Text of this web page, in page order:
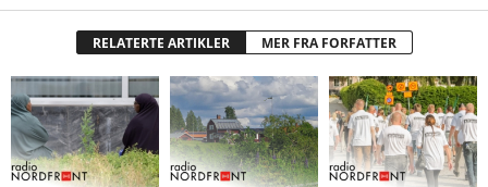
RELATERTE ARTIKLER MER FRA FORFATTER